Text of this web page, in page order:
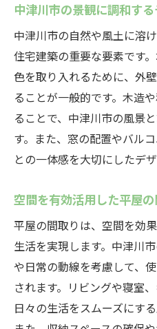
中津川市の景観に調和す
中津川市の自然や風土に溶
住宅建築の重要な要素です
色を取り入れるために、外
ることが一般的です。木造
ることで、中津川市の風景
す。また、窓の配置やバル
との一体感を大切にしたデ
空間を有効活用した平屋の
平屋の間取りは、空間を効
生活を実現します。中津川
や日常の動線を考慮して、
されます。リビングや寝室
日々の生活をスムーズにす